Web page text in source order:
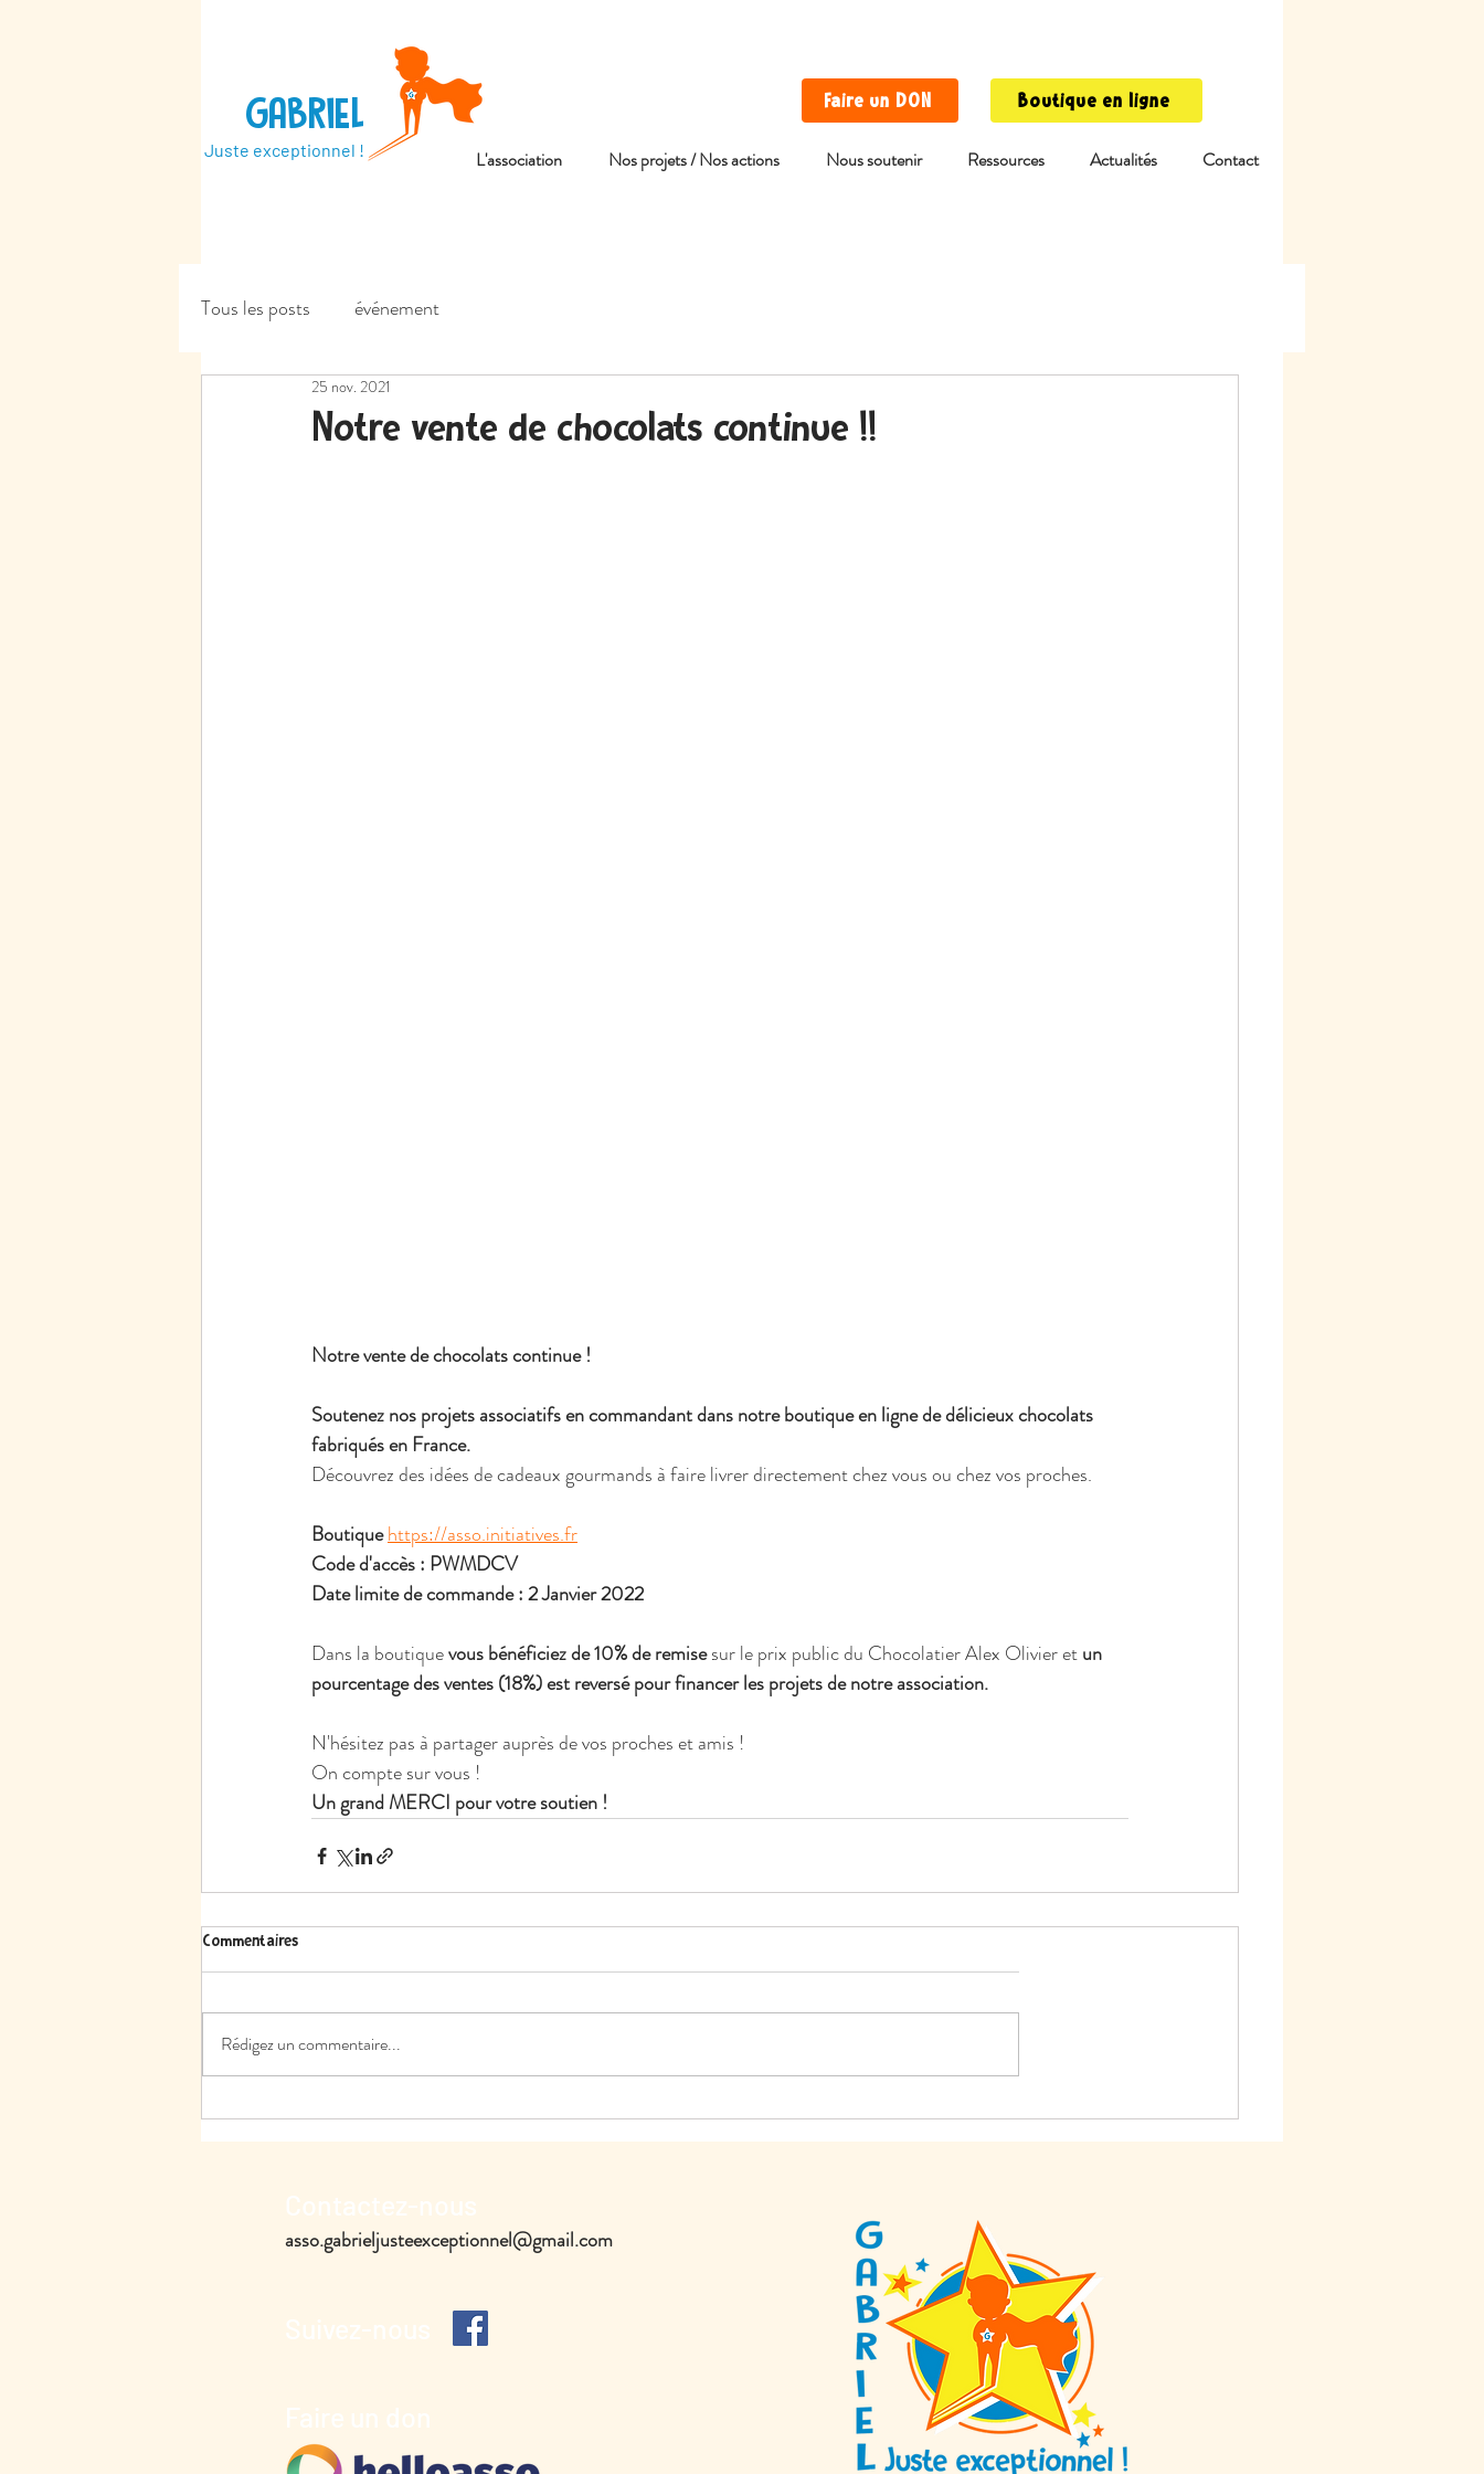
L'association Nos projets / Nos actions Nous soutenir Ressources Actualités Contact
GABRIEL
Juste exceptionnel !
Faire un DON Boutique en ligne
Tous les posts événement
Notre vente de chocolats continue !!
25 nov. 2021
Notre vente de chocolats continue !
Soutenez nos projets associatifs en commandant dans notre boutique en ligne de délicieux chocolats
fabriqués en France.
Découvrez des idées de cadeaux gourmands à faire livrer directement chez vous ou chez vos proches.
Boutiquehttps://asso.initiatives.fr
Code d'accès : PWMDCV
Date limite de commande : 2 Janvier 2022
Dans la boutique vous bénéficiez de 10% de remise sur le prix public du Chocolatier Alex Olivier et un
pourcentage des ventes (18%) est reversé pour financer les projets de notre association.
N'hésitez pas à partager auprès de vos proches et amis !
On compte sur vous !
Un grand MERCI pour votre soutien !
Commentaires
Rédigez un commentaire...
asso.gabrieljusteexceptionnel@gmail.com